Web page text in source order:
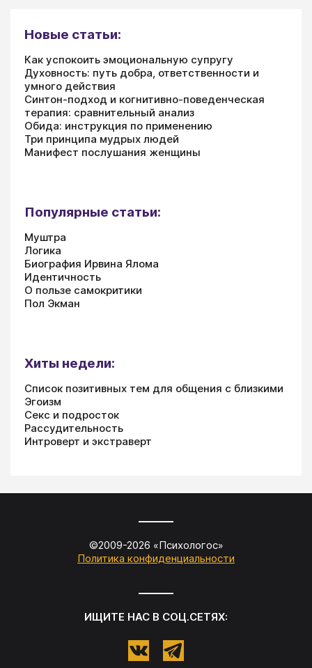
Новые статьи:
Как успокоить эмоциональную супругу
Духовность: путь добра, ответственности и
умного действия
Синтон-подход и когнитивно-поведенческая
терапия: сравнительный анализ
Обида: инструкция по применению
Три принципа мудрых людей
Манифест послушания женщины
Популярные статьи:
Муштра
Логика
Биография Ирвина Ялома
Идентичность
О пользе самокритики
Пол Экман
Хиты недели:
Список позитивных тем для общения с близкими
Эгоизм
Секс и подросток
Рассудительность
Интроверт и экстраверт
©2009-2026 «Психологос»
Политика конфиденциальности
ИЩИТЕ НАС В СОЦ.СЕТЯХ: